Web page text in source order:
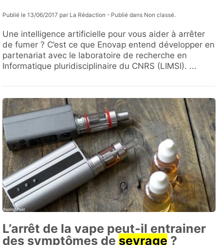
Publié le 13/06/2017 par La Rédaction - Publié dans Non classé.
Une intelligence artificielle pour vous aider à arrêter
de fumer ? C’est ce que Enovap entend développer en
partenariat avec le laboratoire de recherche en
Informatique pluridisciplinaire du CNRS (LIMSI). ...
L’arrêt de la vape peut-il entrainer
des symptômes de sevrage ?